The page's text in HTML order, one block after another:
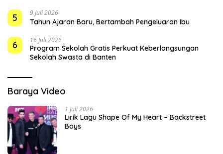
5 9 Juli 2026
Tahun Ajaran Baru, Bertambah Pengeluaran Ibu
6 16 Juli 2026
Program Sekolah Gratis Perkuat Keberlangsungan
Sekolah Swasta di Banten
Baraya Video
1 Juli 2026
Lirik Lagu Shape Of My Heart – Backstreet
Boys